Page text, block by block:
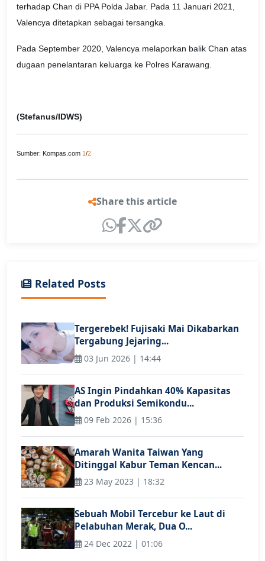
terhadap Chan di PPA Polda Jabar. Pada 11 Januari 2021,
Valencya ditetapkan sebagai tersangka.
Pada September 2020, Valencya melaporkan balik Chan atas
dugaan penelantaran keluarga ke Polres Karawang.
(Stefanus/IDWS)
Sumber: Kompas.com 1/2
Share this article
Related Posts
Tergerebek! Fujisaki Mai Dikabarkan
Tergabung Jejaring...
03 Jun 2026 | 14:44
AS Ingin Pindahkan 40% Kapasitas
dan Produksi Semikondu...
09 Feb 2026 | 15:36
Amarah Wanita Taiwan Yang
Ditinggal Kabur Teman Kencan...
23 May 2023 | 18:32
Sebuah Mobil Tercebur ke Laut di
Pelabuhan Merak, Dua O...
24 Dec 2022 | 01:06